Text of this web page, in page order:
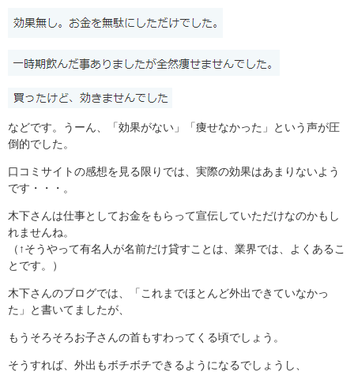
などです。うーん、「効果がない」「痩せなかった」という声が圧
倒的でした。
口コミサイトの感想を見る限りでは、実際の効果はあまりないよう
です・・・。
木下さんは仕事としてお金をもらって宣伝していただけなのかもし
れませんね。
（↑そうやって有名人が名前だけ貸すことは、業界では、よくあるこ
とです。）
木下さんのブログでは、「これまでほとんど外出できていなかっ
た」と書いてましたが、
もうそろそろお子さんの首もすわってくる頃でしょう。
そうすれば、外出もボチボチできるようになるでしょうし、